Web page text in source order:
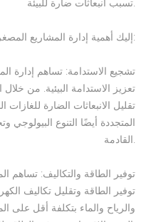
إليك أهمية إدارة المشاريع المصغرة للطاقة المتجددة:
تعزيز الاستدامة البيئية. من
تقليل الانبعاثات الضارة للغازات
المتجددة أيضًا التنوع البيولوجي
توفير الطاقة وتقليل تكاليف
والرياح والماء بتكلفة أقل